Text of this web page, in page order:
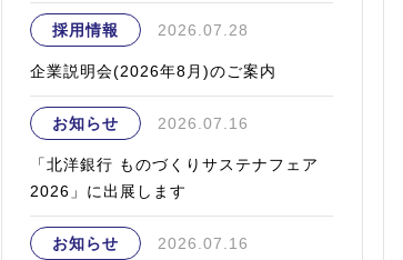
採用情報 2026.07.28
企業説明会(2026年8月)のご案内
お知らせ 2026.07.16
「北洋銀行 ものづくりサステナフェア
2026」に出展します
お知らせ 2026.07.16